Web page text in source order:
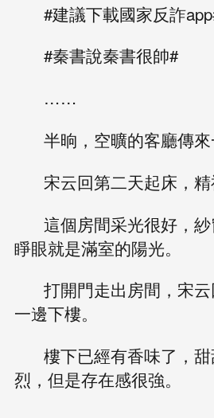
#建議下載國家反詐
#秦書說秦書很帥#
……
半晌，空曠的客廳傳來
宋云回第二天起床，精
這個房間采光很好，紗
睜眼就是滿室的陽光。
打開門走出房間，宋
一邊下樓。
樓下已經有香味了，
烈，但是存在感很強。